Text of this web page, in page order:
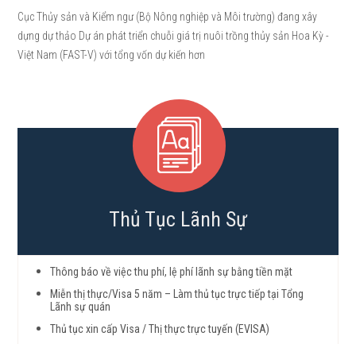
Cục Thủy sản và Kiểm ngư (Bộ Nông nghiệp và Môi trường) đang xây
dựng dự thảo Dự án phát triển chuỗi giá trị nuôi trồng thủy sản Hoa Kỳ -
Việt Nam (FAST-V) với tổng vốn dự kiến hơn
Thủ Tục Lãnh Sự
Thông báo về việc thu phí, lệ phí lãnh sự bằng tiền mặt
Miễn thị thực/Visa 5 năm – Làm thủ tục trực tiếp tại Tổng
Lãnh sự quán
Thủ tục xin cấp Visa / Thị thực trực tuyến (EVISA)